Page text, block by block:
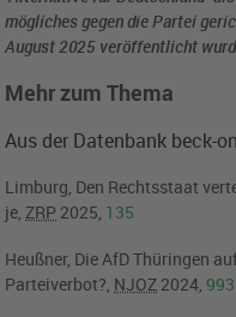
mögliches gegen die Partei
August 2025 veröffentlicht
Mehr zum Thema
Aus der Datenbank beck-
Limburg, Den Rechtsstaat
je, ZRP 2025, 135
Heußner, Die AfD Thüringen
Parteiverbot?, NJOZ 2024,993